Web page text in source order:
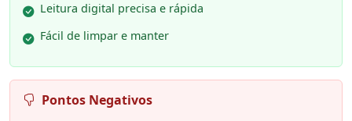
Leitura digital precisa e rápida
Fácil de limpar e manter
Pontos Negativos